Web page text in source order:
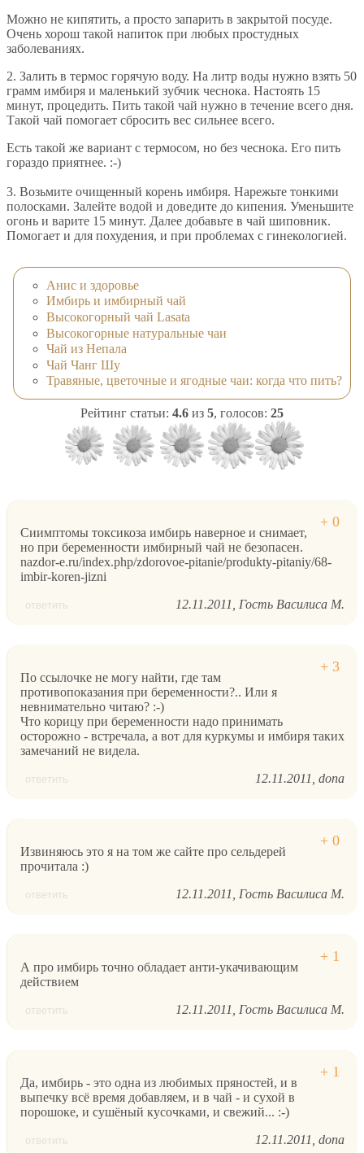
Можно не кипятить, а просто запарить в закрытой посуде.
Очень хорош такой напиток при любых простудных
заболеваниях.
2. Залить в термос горячую воду. На литр воды нужно взять 50
грамм имбиря и маленький зубчик чеснока. Настоять 15
минут, процедить. Пить такой чай нужно в течение всего дня.
Такой чай помогает сбросить вес сильнее всего.
Есть такой же вариант с термосом, но без чеснока. Его пить
гораздо приятнее. :-)
3. Возьмите очищенный корень имбиря. Нарежьте тонкими
полосками. Залейте водой и доведите до кипения. Уменьшите
огонь и варите 15 минут. Далее добавьте в чай шиповник.
Помогает и для похудения, и при проблемах с гинекологией.
Анис и здоровье
Имбирь и имбирный чай
Высокогорный чай Lasata
Высокогорные натуральные чаи
Чай из Непала
Чай Чанг Шу
Травяные, цветочные и ягодные чаи: когда что пить?
Рейтинг статьи: 4.6 из 5, голосов: 25
Сиимптомы токсикоза имбирь наверное и снимает,
но при беременности имбирный чай не безопасен.
nazdor-e.ru/index.php/zdorovoe-pitanie/produkty-pitaniy/68-
imbir-koren-jizni
ответить 12.11.2011 Гость Василиса М.
По ссылочке не могу найти, где там
противопоказания при беременности?.. Или я
невнимательно читаю? :-)
Что корицу при беременности надо принимать
осторожно - встречала, а вот для куркумы и имбиря таких
замечаний не видела.
ответить 12.11.2011 dona
Извиняюсь это я на том же сайте про сельдерей
прочитала :)
ответить 12.11.2011 Гость Василиса М.
А про имбирь точно обладает анти-укачивающим
действием
ответить 12.11.2011 Гость Василиса М.
Да, имбирь - это одна из любимых пряностей, и в
выпечку всё время добавляем, и в чай - и сухой в
порошоке, и сушёный кусочками, и свежий... :-)
ответить 12.11.2011 dona